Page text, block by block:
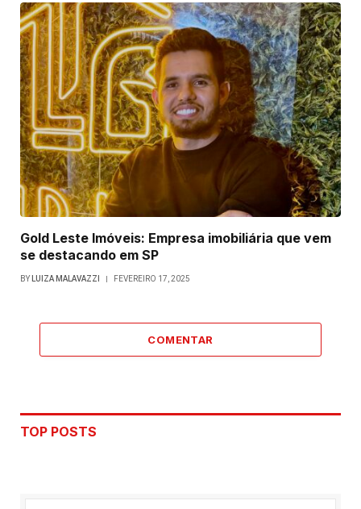
Gold Leste Imóveis: Empresa imobiliária que vem
se destacando em SP
BY LUIZA MALAVAZZI FEVEREIRO 17, 2025
COMENTAR
TOP POSTS